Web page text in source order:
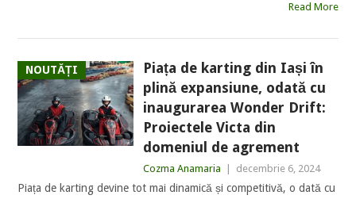
Read More
NOUTĂȚI
Piața de karting din Iași în
plină expansiune, odată cu
inaugurarea Wonder Drift:
Proiectele Victa din
domeniul de agrement
Cozma Anamaria decembrie 6, 2024
Piața de karting devine tot mai dinamică și competitivă, o dată cu